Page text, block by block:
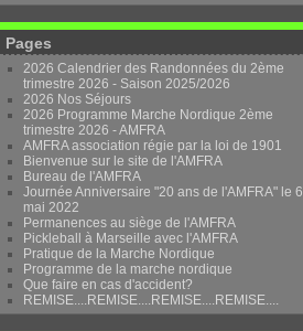
Pages
2026 Calendrier des Randonnées du 2ème
trimestre 2026 - Saison 2025/2026
2026 Nos Séjours
2026 Programme Marche Nordique 2ème
trimestre 2026 - AMFRA
AMFRA association régie par la loi de 1901
Bienvenue sur le site de l'AMFRA
Bureau de l'AMFRA
Journée Anniversaire "20 ans de l'AMFRA" le 6
mai 2022
Permanences au siège de l'AMFRA
Pickleball à Marseille avec l'AMFRA
Pratique de la Marche Nordique
Programme de la marche nordique
Que faire en cas d'accident?
REMISE....REMISE....REMISE....REMISE....